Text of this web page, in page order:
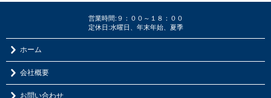
営業時間:９：００～１８：００
定休日:水曜日、年末年始、夏季
ホーム
会社概要
お問い合わせ